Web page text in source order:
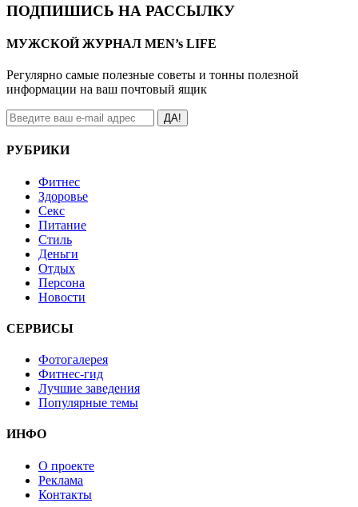
ПОДПИШИСЬ НА РАССЫЛКУ
МУЖСКОЙ ЖУРНАЛ MEN’s LIFE
Регулярно самые полезные советы и тонны полезной
информации на ваш почтовый ящик
ДА!
РУБРИКИ
Фитнес
Здоровье
Секс
Питание
Стиль
Деньги
Отдых
Персона
Новости
СЕРВИСЫ
Фотогалерея
Фитнес-гид
Лучшие заведения
Популярные темы
ИНФО
О проекте
Реклама
Контакты